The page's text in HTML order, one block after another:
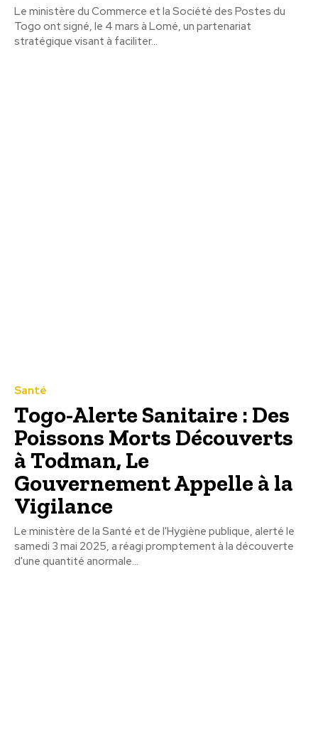
Le ministère du Commerce et la Société des Postes du
Togo ont signé, le 4 mars à Lomé, un partenariat
stratégique visant à faciliter...
Santé
Togo-Alerte Sanitaire : Des
Poissons Morts Découverts
à Todman, Le
Gouvernement Appelle à la
Vigilance
Le ministère de la Santé et de l'Hygiène publique, alerté le
samedi 3 mai 2025, a réagi promptement à la découverte
d'une quantité anormale...